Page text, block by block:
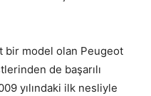
bir model olan Peugeot
de başarılı
yılındaki ilk nesliyle